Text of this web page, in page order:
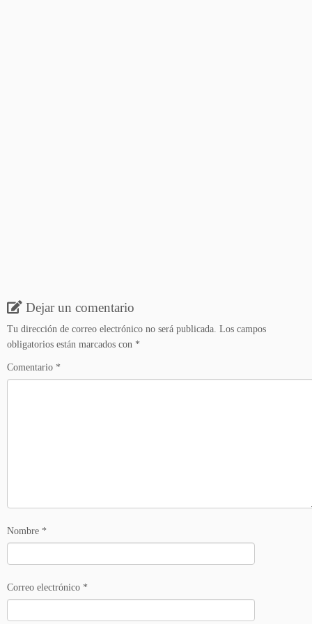
Dejar un comentario
Tu dirección de correo electrónico no será publicada. Los campos
obligatorios están marcados con *
Comentario *
Nombre *
Correo electrónico *